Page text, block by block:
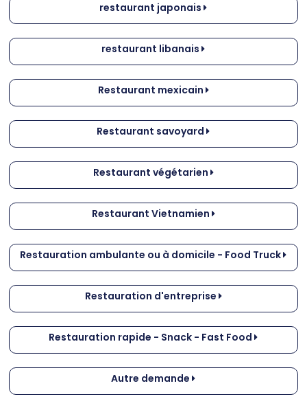
restaurant japonais
restaurant libanais
Restaurant mexicain
Restaurant savoyard
Restaurant végétarien
Restaurant Vietnamien
Restauration ambulante ou à domicile - Food Truck
Restauration d'entreprise
Restauration rapide - Snack - Fast Food
Autre demande